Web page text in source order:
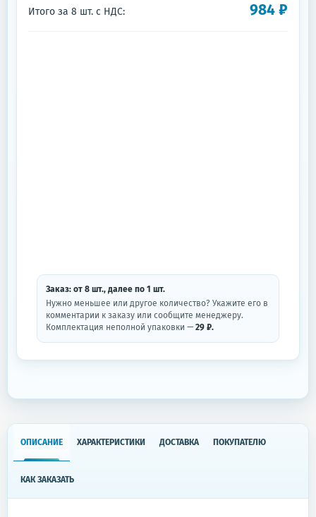
Итого за 8 шт. с НДС: 984₽
Заказ: от 8 шт., далее по 1 шт.
Нужно меньшее или другое количество? Укажите его в
комментарии к заказу или сообщите менеджеру.
Комплектация неполной упаковки — 29 ₽.
ОПИСАНИЕ ХАРАКТЕРИСТИКИ ДОСТАВКА ПОКУПАТЕЛЮ
КАК ЗАКАЗАТЬ